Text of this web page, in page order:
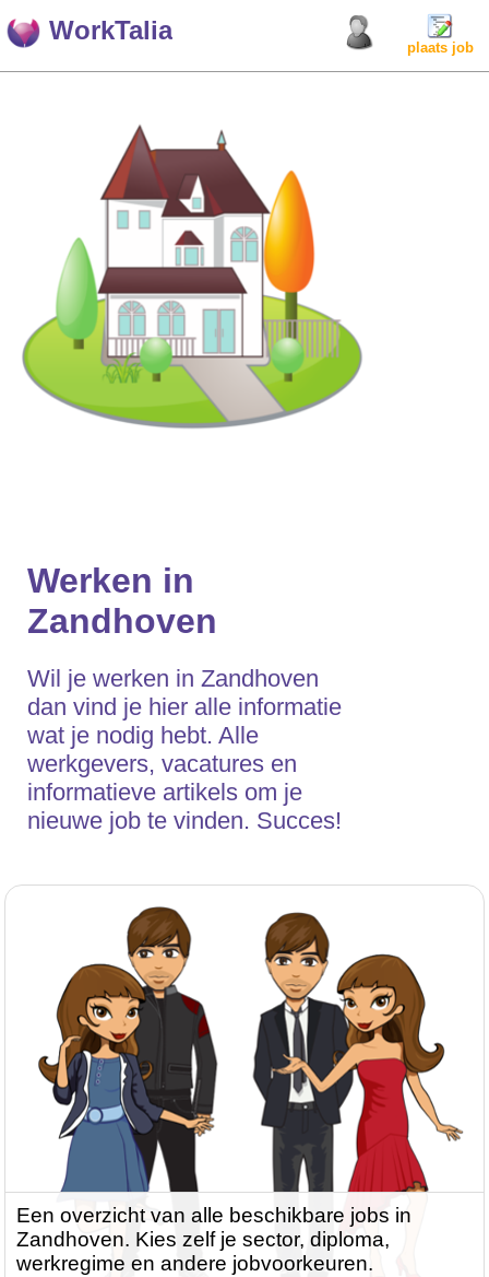
WorkTalia
plaats job
Werken in
Zandhoven
Wil je werken in Zandhoven
dan vind je hier alle informatie
wat je nodig hebt. Alle
werkgevers, vacatures en
informatieve artikels om je
nieuwe job te vinden. Succes!
Een overzicht van alle beschikbare jobs in
Zandhoven. Kies zelf je sector, diploma,
werkregime en andere jobvoorkeuren.